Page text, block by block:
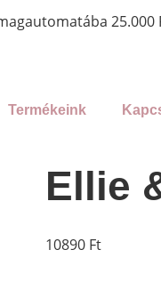
25.000
Termékeink
Ellie
10890 Ft